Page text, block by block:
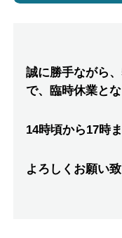
誠に勝手ながら
で、臨時休業とな
14時頃から17時
よろしくお願い致